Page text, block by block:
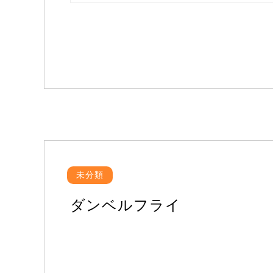
未分類
ダンベルフライ